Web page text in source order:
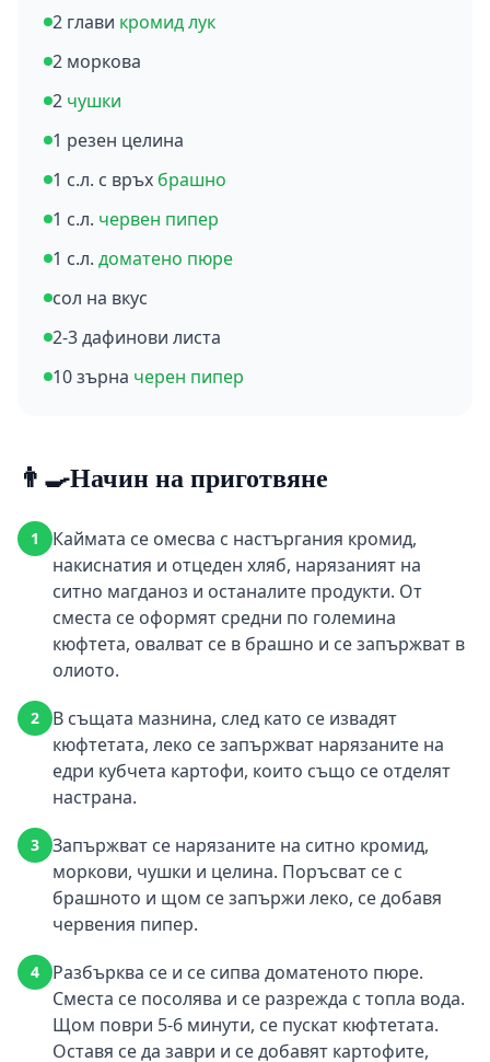
2 глави кромид лук
2 моркова
2 чушки
1 резен целина
1 с.л. с връх брашно
1 с.л. червен пипер
1 с.л. доматено пюре
сол на вкус
2-3 дафинови листа
10 зърна черен пипер
👨‍🍳Начин на приготвяне
1
Каймата се омесва с настъргания кромид,
накиснатия и отцеден хляб, нарязаният на
ситно магданоз и останалите продукти. От
сместа се оформят средни по големина
кюфтета, овалват се в брашно и се запържват в
олиото.
2
В същата мазнина, след като се извадят
кюфтетата, леко се запържват нарязаните на
едри кубчета картофи, които също се отделят
настрана.
3
Запържват се нарязаните на ситно кромид,
моркови, чушки и целина. Поръсват се с
брашното и щом се запържи леко, се добавя
червения пипер.
4
Разбърква се и се сипва доматеното пюре.
Сместа се посолява и се разрежда с топла вода.
Щом поври 5-6 минути, се пускат кюфтетата.
Оставя се да заври и се добавят картофите,